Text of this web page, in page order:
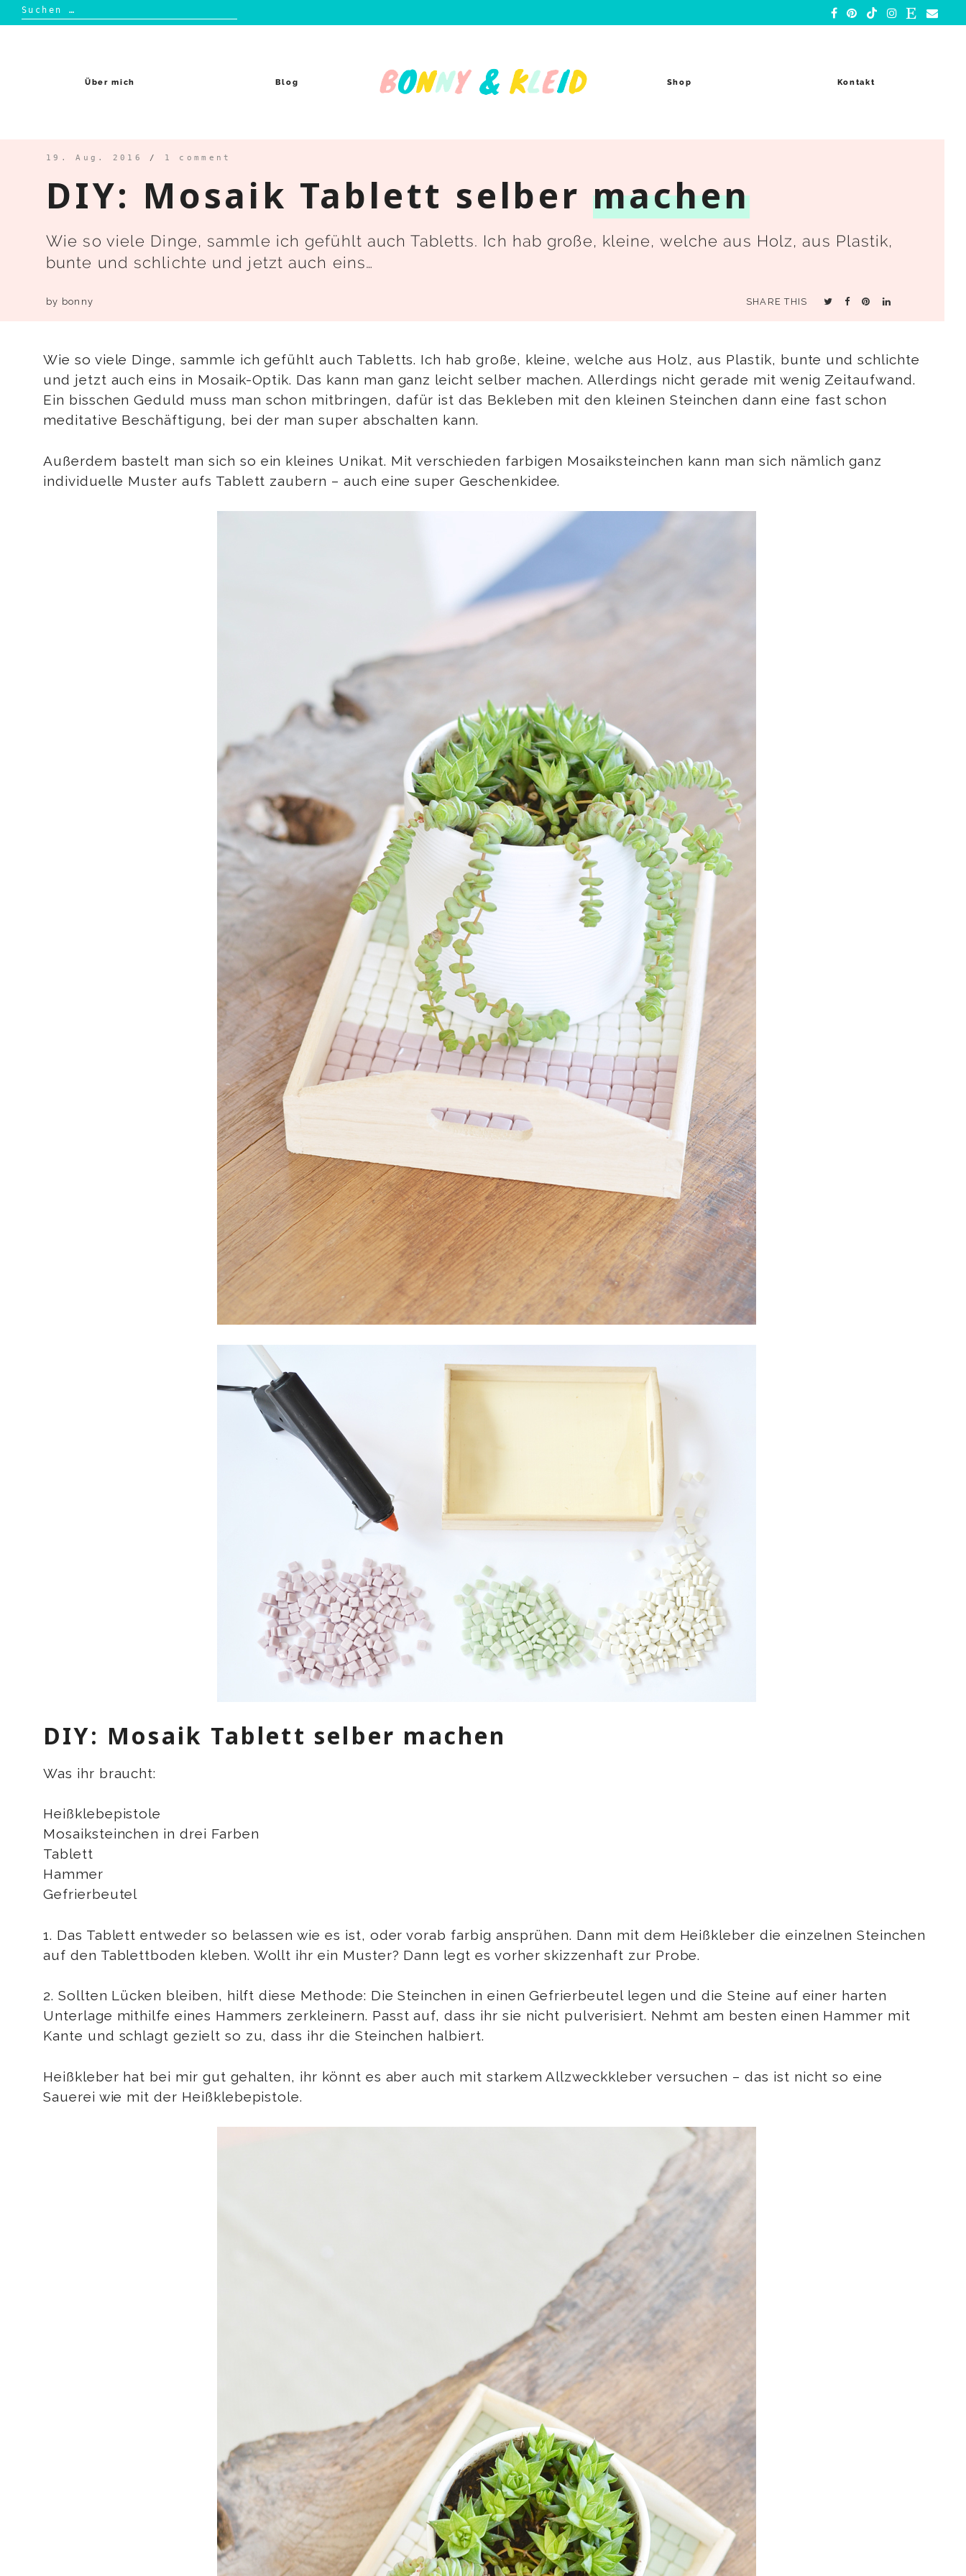
Suchen
nach:
Über mich Blog Shop Kontakt
19. Aug. 2016 / 1 comment
DIY: Mosaik Tablett selber machen
Wie so viele Dinge, sammle ich gefühlt auch Tabletts. Ich hab große, kleine, welche aus Holz, aus Plastik,
bunte und schlichte und jetzt auch eins…
by bonny SHARE THIS
Wie so viele Dinge, sammle ich gefühlt auch Tabletts. Ich hab große, kleine, welche aus Holz, aus Plastik, bunte und schlichte
und jetzt auch eins in Mosaik-Optik. Das kann man ganz leicht selber machen. Allerdings nicht gerade mit wenig Zeitaufwand.
Ein bisschen Geduld muss man schon mitbringen, dafür ist das Bekleben mit den kleinen Steinchen dann eine fast schon
meditative Beschäftigung, bei der man super abschalten kann.
Außerdem bastelt man sich so ein kleines Unikat. Mit verschieden farbigen Mosaiksteinchen kann man sich nämlich ganz
individuelle Muster aufs Tablett zaubern – auch eine super Geschenkidee.
DIY: Mosaik Tablett selber machen
Was ihr braucht:
Heißklebepistole
Mosaiksteinchen in drei Farben
Tablett
Hammer
Gefrierbeutel
1. Das Tablett entweder so belassen wie es ist, oder vorab farbig ansprühen. Dann mit dem Heißkleber die einzelnen Steinchen
auf den Tablettboden kleben. Wollt ihr ein Muster? Dann legt es vorher skizzenhaft zur Probe.
2. Sollten Lücken bleiben, hilft diese Methode: Die Steinchen in einen Gefrierbeutel legen und die Steine auf einer harten
Unterlage mithilfe eines Hammers zerkleinern. Passt auf, dass ihr sie nicht pulverisiert. Nehmt am besten einen Hammer mit
Kante und schlagt gezielt so zu, dass ihr die Steinchen halbiert.
Heißkleber hat bei mir gut gehalten, ihr könnt es aber auch mit starkem Allzweckkleber versuchen – das ist nicht so eine
Sauerei wie mit der Heißklebepistole.